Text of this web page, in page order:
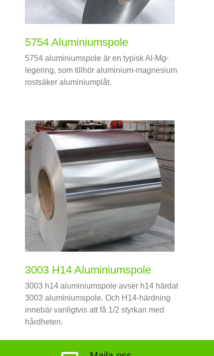
5754 Aluminiumspole
5754 aluminiumspole är en typisk Al-Mg-
legering, som tillhör aluminium-magnesium
rostsäker aluminiumplåt.
3003 H14 Aluminiumspole
3003 h14 aluminiumspole avser h14 härdat
3003 aluminiumspole. Och H14-härdning
innebär vanligtvis att få 1/2 styrkan med
hårdheten.